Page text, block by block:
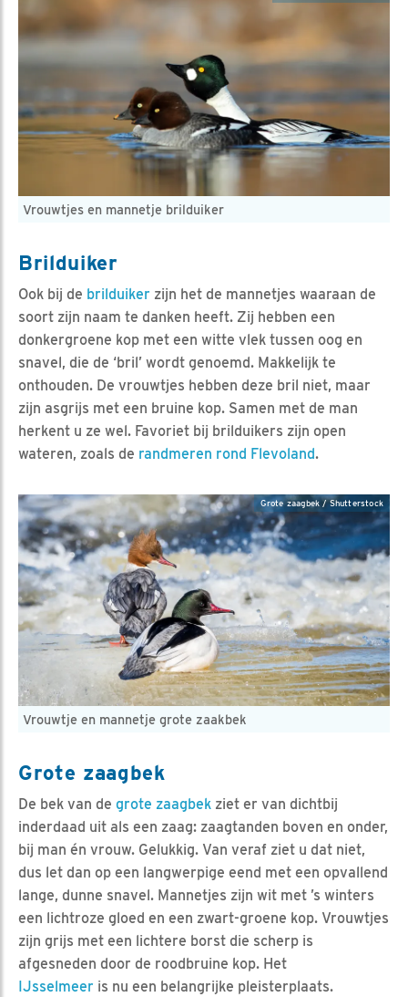
Vrouwtjes en mannetje brilduiker
Brilduiker
Ook bij de brilduiker zijn het de mannetjes waaraan de
soort zijn naam te danken heeft. Zij hebben een
donkergroene kop met een witte vlek tussen oog en
snavel, die de ‘bril’ wordt genoemd. Makkelijk te
onthouden. De vrouwtjes hebben deze bril niet, maar
zijn asgrijs met een bruine kop. Samen met de man
herkent u ze wel. Favoriet bij brilduikers zijn open
wateren, zoals de randmeren rond Flevoland.
Vrouwtje en mannetje grote zaakbek
Grote zaagbek / Shutterstock
Grote zaagbek
De bek van de grote zaagbek ziet er van dichtbij
inderdaad uit als een zaag: zaagtanden boven en onder,
bij man én vrouw. Gelukkig. Van veraf ziet u dat niet,
dus let dan op een langwerpige eend met een opvallend
lange, dunne snavel. Mannetjes zijn wit met ’s winters
een lichtroze gloed en een zwart-groene kop. Vrouwtjes
zijn grijs met een lichtere borst die scherp is
afgesneden door de roodbruine kop. Het
IJsselmeer is nu een belangrijke pleisterplaats.